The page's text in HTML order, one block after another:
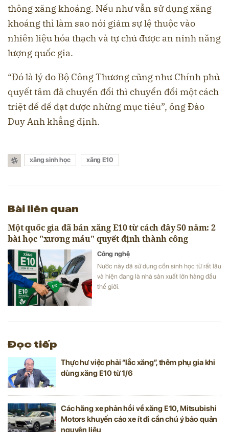
thông xăng khoáng. Nếu như vẫn sử dụng xăng
khoáng thì làm sao nói giảm sự lệ thuộc vào
nhiên liệu hóa thạch và tự chủ được an ninh năng
lượng quốc gia.
“Đó là lý do Bộ Công Thương cũng như Chính phủ
quyết tâm đã chuyển đổi thì chuyển đổi một cách
triệt để để đạt được những mục tiêu”, ông Đào
Duy Anh khẳng định.
xăng sinh học xăng E10
Bài liên quan
Một quốc gia đã bán xăng E10 từ cách đây 50 năm: 2
bài học "xương máu" quyết định thành công
Công nghệ
Nước này đã sử dụng cồn sinh học từ rất lâu
và hiện đang là nhà sản xuất lớn hàng đầu
thế giới.
Đọc tiếp
Thực hư việc phải “lắc xăng”, thêm phụ gia khi
dùng xăng E10 từ 1/6
Các hãng xe phản hồi về xăng E10, Mitsubishi
Motors khuyến cáo xe ít đi cần chú ý bảo quản
nguyên liệu